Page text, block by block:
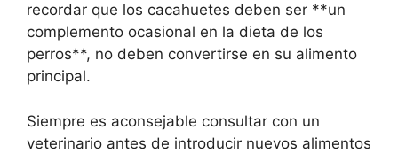
recordar que los cacahuetes deben ser **un
complemento ocasional en la dieta de los
perros**, no deben convertirse en su alimento
principal.
Siempre es aconsejable consultar con un
veterinario antes de introducir nuevos alimentos